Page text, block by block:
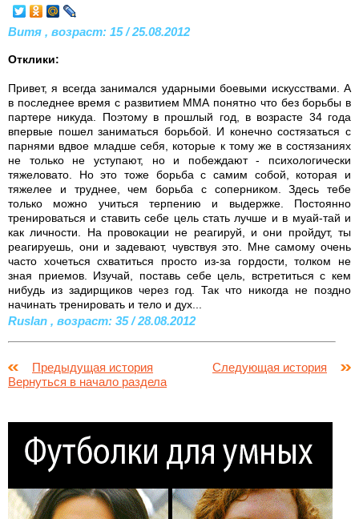
Витя , возраст: 15 / 25.08.2012
Отклики:
Привет, я всегда занимался ударными боевыми искусствами. А
в последнее время с развитием ММА понятно что без борьбы в
партере никуда. Поэтому в прошлый год, в возрасте 34 года
впервые пошел заниматься борьбой. И конечно состязаться с
парнями вдвое младше себя, которые к тому же в состязаниях
не только не уступают, но и побеждают - психологически
тяжеловато. Но это тоже борьба с самим собой, которая и
тяжелее и труднее, чем борьба с соперником. Здесь тебе
только можно учиться терпению и выдержке. Постоянно
тренироваться и ставить себе цель стать лучше и в муай-тай и
как личности. На провокации не реагируй, и они пройдут, ты
реагируешь, они и задевают, чувствуя это. Мне самому очень
часто хочеться схватиться просто из-за гордости, толком не
зная приемов. Изучай, поставь себе цель, встретиться с кем
нибудь из задирщиков через год. Так что никогда не поздно
начинать тренировать и тело и дух...
Ruslan , возраст: 35 / 28.08.2012
Предыдущая история
Следующая история
Вернуться в начало раздела